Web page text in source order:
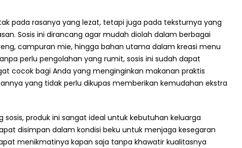
pada rasanya yang lezat, tetapi juga pada teksturnya yang
Sosis ini dirancang agar mudah diolah dalam berbagai
campuran mie, hingga bahan utama dalam kreasi menu
perlu pengolahan yang rumit, sosis ini sudah dapat
cocok bagi Anda yang menginginkan makanan praktis
yang tidak perlu dikupas memberikan kemudahan ekstra
produk ini sangat ideal untuk kebutuhan keluarga
disimpan dalam kondisi beku untuk menjaga kesegaran
menikmatinya kapan saja tanpa khawatir kualitasnya